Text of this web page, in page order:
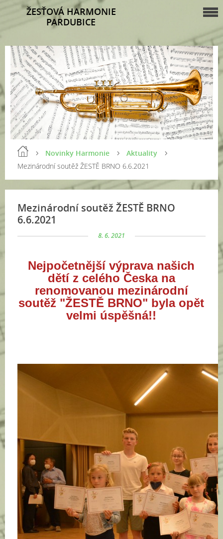
ŽESŤOVÁ HARMONIE
PARDUBICE
Novinky Harmonie
Aktuality
Mezinárodní soutěž ŽESTĚ BRNO 6.6.2021
Mezinárodní soutěž ŽESTĚ BRNO
6.6.2021
8. 6. 2021
Nejpočetnější výprava našich
dětí z celého Česka na
renomovanou mezinárodní
soutěž "ŽESTĚ BRNO" byla opět
velmi úspěšná!!